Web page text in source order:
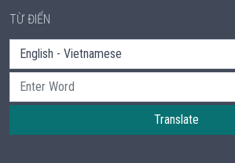
TỪ ĐIỂN
Translate